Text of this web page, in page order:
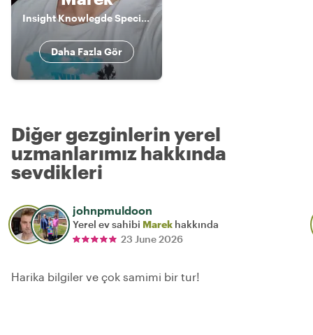
Insight Knowlegde Specialist
Daha Fazla Gör
Diğer gezginlerin yerel
uzmanlarımız hakkında
sevdikleri
johnpmuldoon
Yerel ev sahibi Marek hakkında
23 June 2026
Harika bilgiler ve çok samimi bir tur!